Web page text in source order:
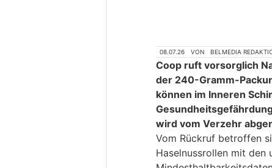
08.07.26 VON BELMEDIA
Coop ruft vorsorglich
der 240-Gramm-
können im Inneren
wird vom Verzehr
Vom Rückruf betroffen
Haselnussrollen mit den